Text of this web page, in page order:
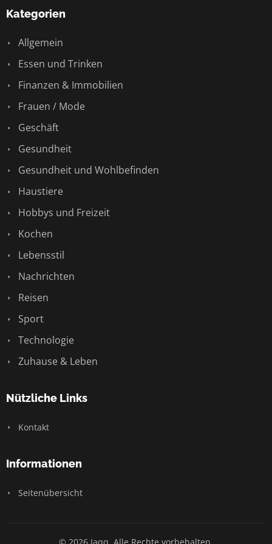
Kategorien
Allgemein
Essen und Trinken
Finanzen & Immobilien
Frauen / Mode
Geschäft
Gesundheit
Gesundheit und Wohlbefinden
Haustiere
Hobbys und Freizeit
Kochen
Lebensstil
Nachrichten
Reisen
Sport
Technologie
Zuhause & Leben
Nützliche Links
Kontakt
Informationen
Seitenübersicht